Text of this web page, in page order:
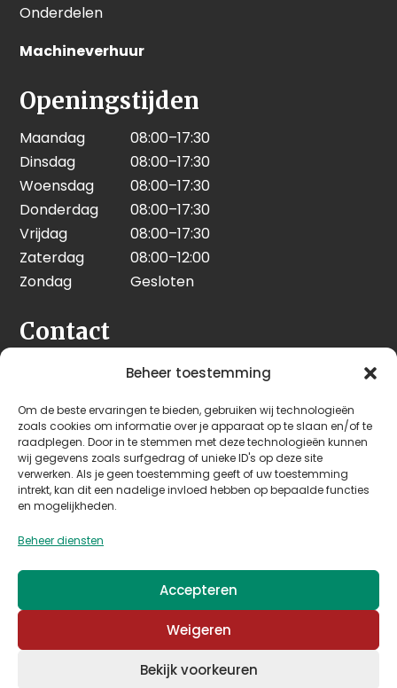
Beheer toestemming
Om de beste ervaringen te bieden, gebruiken wij technologieën
zoals cookies om informatie over je apparaat op te slaan en/of te
raadplegen. Door in te stemmen met deze technologieën kunnen
wij gegevens zoals surfgedrag of unieke ID's op deze site
verwerken. Als je geen toestemming geeft of uw toestemming
intrekt, kan dit een nadelige invloed hebben op bepaalde functies
en mogelijkheden.
Beheer diensten
Accepteren
Weigeren
Bekijk voorkeuren
Onderdelen
Machineverhuur
Openingstijden
Maandag
08:00–17:30
Dinsdag
08:00–17:30
Woensdag
08:00–17:30
Donderdag
08:00–17:30
Vrijdag
08:00–17:30
Zaterdag
08:00–12:00
Zondag
Gesloten
Contact
Seeleman & Hoogendoorn
3628 GD Kockengen
Nederland
+31 (0)346 242 114
info@seehoo.nl
© 2026 Seeleman & Hoogendoorn - Mede mogelijk
gemaakt doorArimpex B.V.